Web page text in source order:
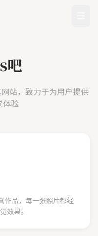
吧
站，致力于为用户提供
体验
作品，每一张照片都经
效果。